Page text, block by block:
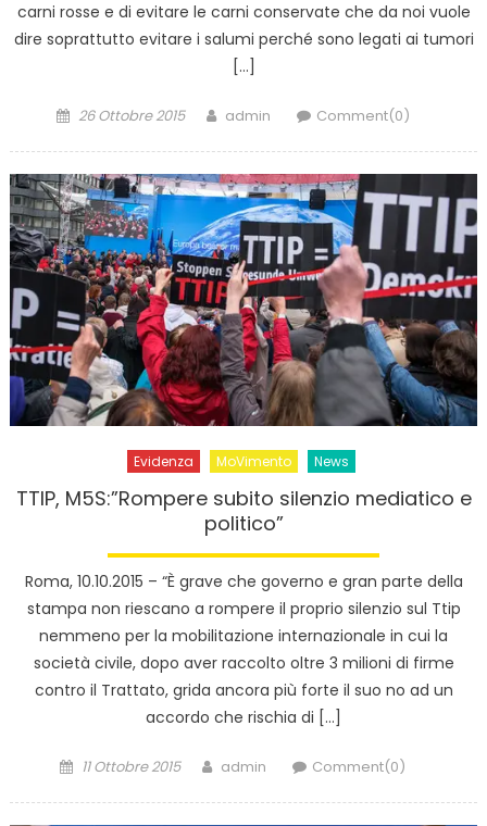
carni rosse e di evitare le carni conservate che da noi vuole
dire soprattutto evitare i salumi perché sono legati ai tumori
[…]
Posted
26 Ottobre 2015 Author
admin Comment(0)
Evidenza MoVimento News
TTIP, M5S:”Rompere subito silenzio mediatico e
politico”
Roma, 10.10.2015 – “È grave che governo e gran parte della
stampa non riescano a rompere il proprio silenzio sul Ttip
nemmeno per la mobilitazione internazionale in cui la
società civile, dopo aver raccolto oltre 3 milioni di firme
contro il Trattato, grida ancora più forte il suo no ad un
accordo che rischia di […]
Posted
11 Ottobre 2015 Author
admin Comment(0)